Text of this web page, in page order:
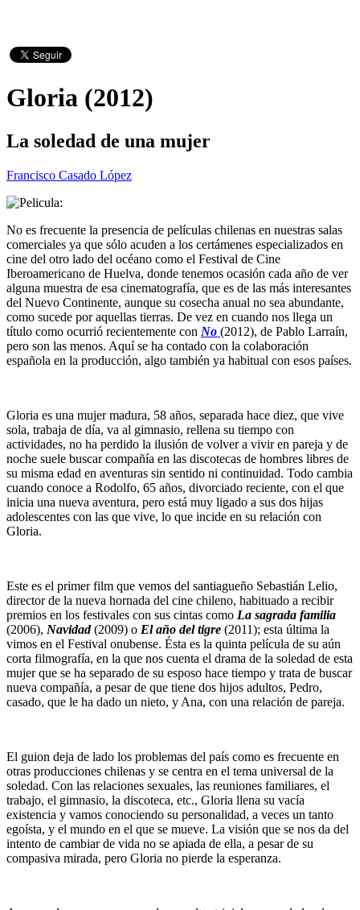
Gloria (2012)
La soledad de una mujer
Francisco Casado López
No es frecuente la presencia de películas chilenas en nuestras salas
comerciales ya que sólo acuden a los certámenes especializados en
cine del otro lado del océano como el Festival de Cine
Iberoamericano de Huelva, donde tenemos ocasión cada año de ver
alguna muestra de esa cinematografía, que es de las más interesantes
del Nuevo Continente, aunque su cosecha anual no sea abundante,
como sucede por aquellas tierras. De vez en cuando nos llega un
título como ocurrió recientemente con No (2012), de Pablo Larraín,
pero son las menos. Aquí se ha contado con la colaboración
española en la producción, algo también ya habitual con esos países.
Gloria es una mujer madura, 58 años, separada hace diez, que vive
sola, trabaja de día, va al gimnasio, rellena su tiempo con
actividades, no ha perdido la ilusión de volver a vivir en pareja y de
noche suele buscar compañía en las discotecas de hombres libres de
su misma edad en aventuras sin sentido ni continuidad. Todo cambia
cuando conoce a Rodolfo, 65 años, divorciado reciente, con el que
inicia una nueva aventura, pero está muy ligado a sus dos hijas
adolescentes con las que vive, lo que incide en su relación con
Gloria.
Este es el primer film que vemos del santiagueño Sebastián Lelio,
director de la nueva hornada del cine chileno, habituado a recibir
premios en los festivales con sus cintas como La sagrada familia
(2006), Navidad(2009) o El año del tigre (2011); esta última la
vimos en el Festival onubense. Ésta es la quinta película de su aún
corta filmografía, en la que nos cuenta el drama de la soledad de esta
mujer que se ha separado de su esposo hace tiempo y trata de buscar
nueva compañía, a pesar de que tiene dos hijos adultos, Pedro,
casado, que le ha dado un nieto, y Ana, con una relación de pareja.
El guion deja de lado los problemas del país como es frecuente en
otras producciones chilenas y se centra en el tema universal de la
soledad. Con las relaciones sexuales, las reuniones familiares, el
trabajo, el gimnasio, la discoteca, etc., Gloria llena su vacía
existencia y vamos conociendo su personalidad, a veces un tanto
egoísta, y el mundo en el que se mueve. La visión que se nos da del
intento de cambiar de vida no se apiada de ella, a pesar de su
compasiva mirada, pero Gloria no pierde la esperanza.